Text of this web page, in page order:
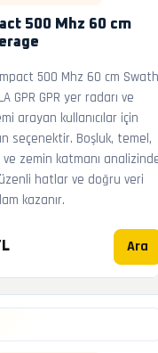
500 Mhz 60 cm
500 Mhz 60 cm Swath
GPR GPR yer radarı ve
arayan kullanıcılar için
seçenektir. Boşluk, temel,
ve zemin katmanı
hatlar ve doğru veri
kazanır.
Ara